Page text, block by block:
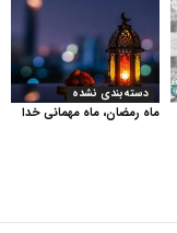
دسته‌بندی نشده
ماه رمضان، ماه مهمانی خدا